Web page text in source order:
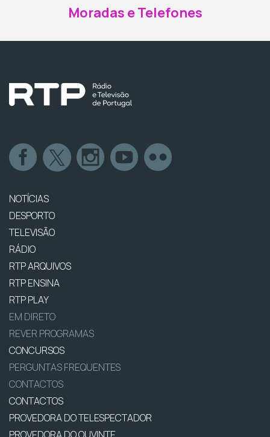
Moradas e Telefones
NOTÍCIAS
DESPORTO
TELEVISÃO
RÁDIO
RTP ARQUIVOS
RTP ENSINA
RTP PLAY
EM DIRETO
REVER PROGRAMAS
CONCURSOS
PERGUNTAS FREQUENTES
CONTACTOS
CONTACTOS
PROVEDORA DO TELESPECTADOR
PROVEDORA DO OUVINTE